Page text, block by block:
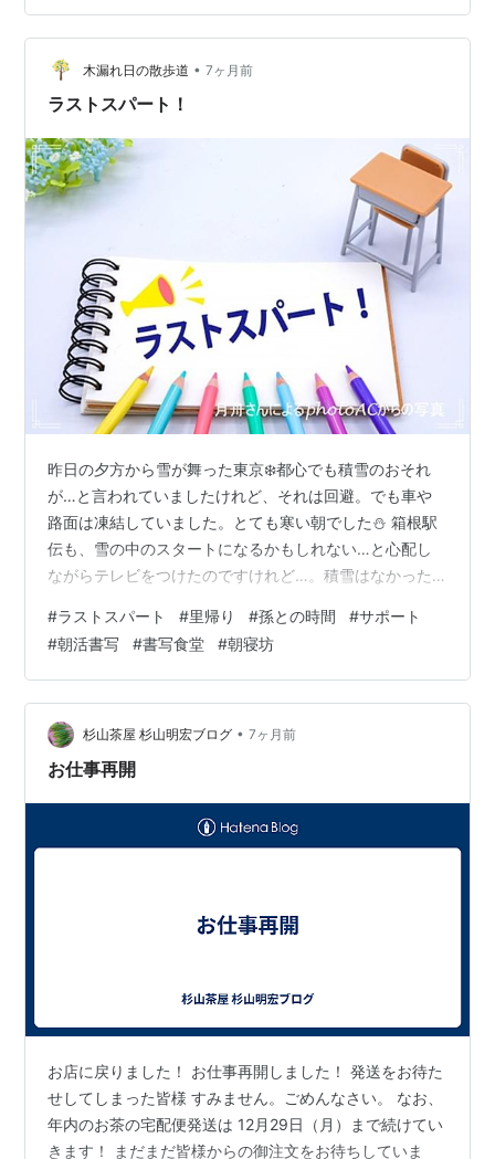
ますよ〜 では×2
木漏れ日の散歩道 • 7ヶ月前
ラストスパート！
昨日の夕方から雪が舞った東京❄️都心でも積雪のおそれ
が…と言われていましたけれど、それは回避。でも車や
路面は凍結していました。とても寒い朝でした⛄️ 箱根駅
伝も、雪の中のスタートになるかもしれない…と心配し
ながらテレビをつけたのですけれど…。積雪はなかった
なかったみたい。 今年も選手たちのがんばりに励まされ
ました。ご家族も、お正月どころではありませんよね？
全チーム、走り切ることができて何より！ にほんブログ
村 いよいよラストスパートです なかなか朝活にはならな
かった 明日からは徐々に普通に いよいよラストスパート
です まだ三が日も終わらないのに…
#ラストスパート #里帰り #孫との時間 #サポート
#朝活書写 #書写食堂 #朝寝坊
杉山茶屋 杉山明宏ブログ • 7ヶ月前
お仕事再開
お店に戻りました！ お仕事再開しました！ 発送をお待た
せしてしまった皆様 すみません。ごめんなさい。 なお、
年内のお茶の宅配便発送は 12月29日（月）まで続けてい
きます！ まだまだ皆様からの御注文をお待ちしていま